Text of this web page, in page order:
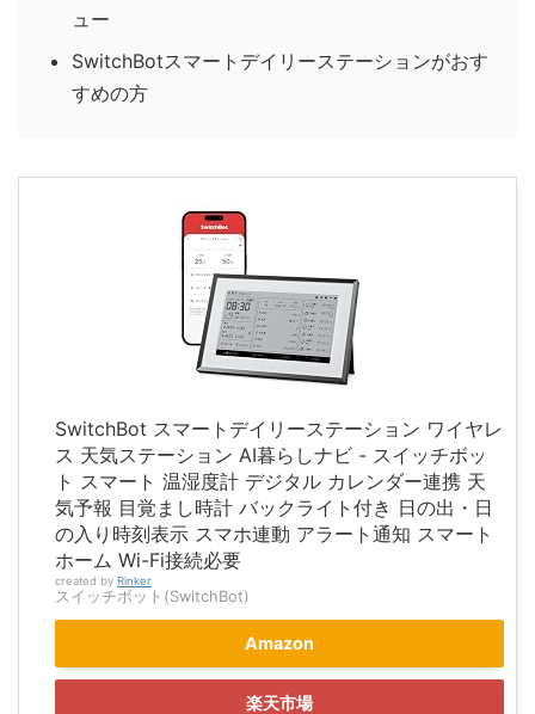
ュー
SwitchBotスマートデイリーステーションがおす
すめの方
SwitchBot スマートデイリーステーション ワイヤレ
ス 天気ステーション AI暮らしナビ - スイッチボッ
ト スマート 温湿度計 デジタル カレンダー連携 天
気予報 目覚まし時計 バックライト付き 日の出・日
の入り時刻表示 スマホ連動 アラート通知 スマート
ホーム Wi-Fi接続必要
created by Rinker
スイッチボット(SwitchBot)
Amazon
楽天市場